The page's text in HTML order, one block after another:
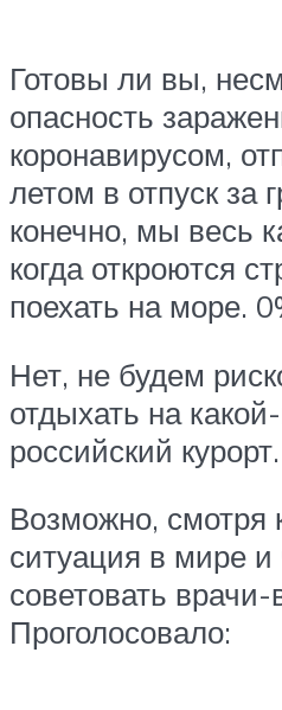
Готовы ли вы,
опасность
коронавирусом,
летом в отпуск за
конечно, мы весь
когда откроются
поехать на море.
Нет, не будем
отдыхать на
российский
Возможно, смотря
ситуация в мире и
советовать
Проголосовало: